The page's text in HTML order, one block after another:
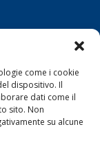
come i cookie
dispositivo. Il
dati come il
sito. Non
su alcune